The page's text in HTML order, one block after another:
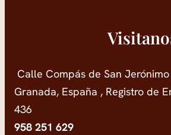
Calle Compás de San Jerónimo
Granada, España , Registro de
436
958 251 629